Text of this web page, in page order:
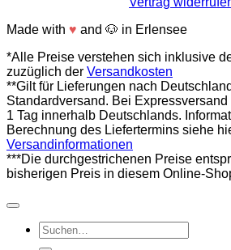
Made with ♥ and 🐶 in Erlensee
*Alle Preise verstehen sich inklusive
zuzüglich der Versandkosten
**Gilt für Lieferungen nach
Standardversand. Bei
1 Tag innerhalb Deutschlands.
Berechnung des Liefertermins siehe
Versandinformationen
***Die durchgestrichenen Preise
bisherigen Preis in diesem Online-
Suchen
nach: